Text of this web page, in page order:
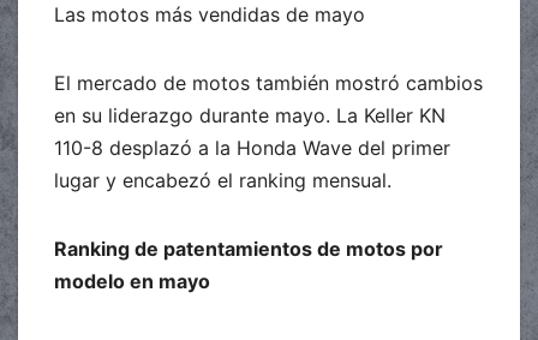
Las motos más vendidas de mayo
El mercado de motos también mostró cambios
en su liderazgo durante mayo. La Keller KN
110-8 desplazó a la Honda Wave del primer
lugar y encabezó el ranking mensual.
Ranking de patentamientos de motos por
modelo en mayo